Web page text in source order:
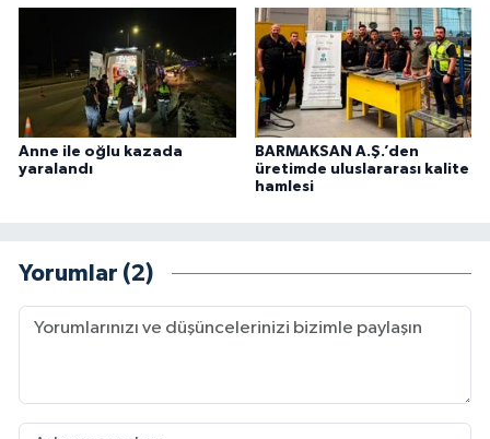
Anne ile oğlu kazada
yaralandı
BARMAKSAN A.Ş.’den
üretimde uluslararası kalite
hamlesi
Yorumlar (2)